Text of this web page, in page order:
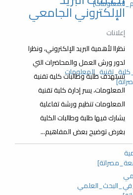
الإلكتروني الجامعي
إعلانات
نظراا ﻷهمية البريد الإلكتروني، ونظرا
لدور ورش العمل والمحاضرات التي
تستهدف طلبة وطالبات كلية تقنية
المعلومات، يسر إدارة كلية تقنية
المعلومات تنظيم ورشة تفاعلية
يشارك فيها طلبة وطالبات الكلية
بغرض توضيح بعض المفاهيم...